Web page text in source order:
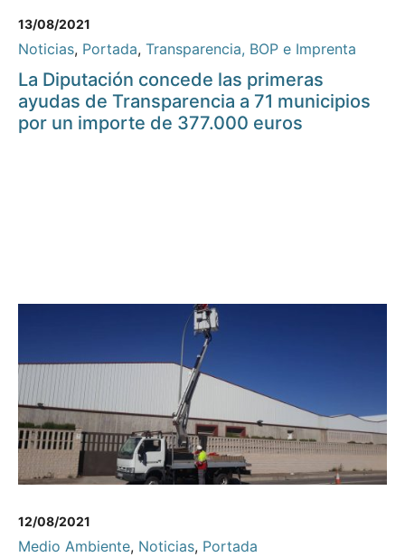
13/08/2021
Noticias, Portada, Transparencia, BOP e Imprenta
La Diputación concede las primeras
ayudas de Transparencia a 71 municipios
por un importe de 377.000 euros
12/08/2021
Medio Ambiente, Noticias, Portada